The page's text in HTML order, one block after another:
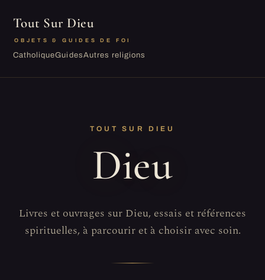
Tout Sur Dieu
OBJETS & GUIDES DE FOI
CatholiqueGuidesAutres religions
TOUT SUR DIEU
Dieu
Livres et ouvrages sur Dieu, essais et références
spirituelles, à parcourir et à choisir avec soin.